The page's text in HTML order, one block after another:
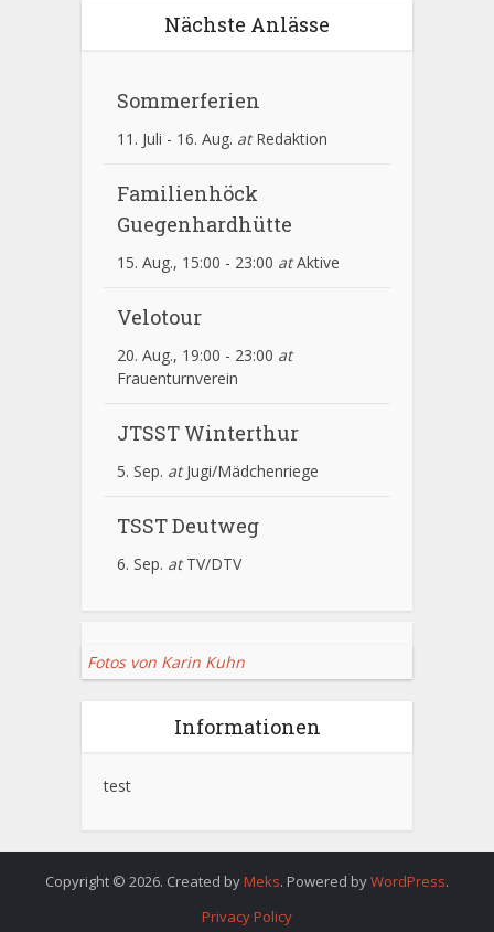
Nächste Anlässe
Sommerferien
11. Juli - 16. Aug. atRedaktion
Familienhöck
Guegenhardhütte
15. Aug., 15:00 - 23:00 atAktive
Velotour
20. Aug., 19:00 - 23:00 at
Frauenturnverein
JTSST Winterthur
5. Sep. atJugi/Mädchenriege
TSST Deutweg
6. Sep. atTV/DTV
Fotos von Karin Kuhn
Informationen
test
Copyright © 2026. Created by Meks. Powered byWordPress.
Privacy Policy